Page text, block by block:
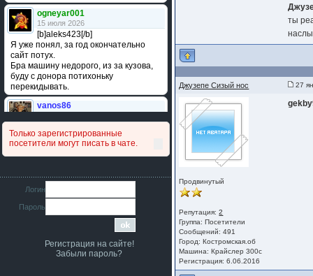
ogneyar001
15 июля 2026
[b]aleks423[/b]
Я уже понял, за год окончательно
сайт потух.
Бра машину недорого, из за кузова,
буду с донора потихоньку
перекидывать.
vanos86
сравнивал подушку акпп бензиновой и
дизельной машины намера
4578063AG и 4578061AG? По фото
iMrCoffeeBLR4
11 июля 2026
[b]era124[/b],
Ага понял буду знать спасибо
era124
7 июля 2026
Только зарегистрированные
посетители могут писать в чате.
Логин
Пароль
Регистрация на сайте!
Забыли пароль?
ты
Джузепе Сизый нос 27
Продвинутый
Репутация:2
Группа:Посетители
Сообщений: 491
Город: Костромская.об
Машина: Крайслер 300с
Регистрация: 6.06.2016